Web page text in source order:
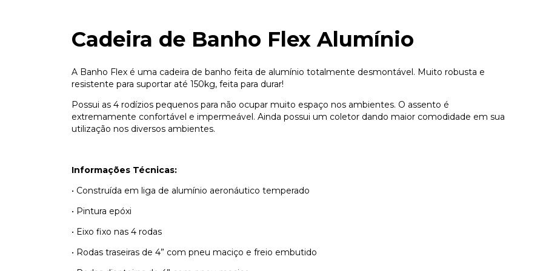
Cadeira de Banho Flex Alumínio
A Banho Flex é uma cadeira de banho feita de alumínio totalmente desmontável. Muito robusta e
resistente para suportar até 150kg, feita para durar!
Possui as 4 rodízios pequenos para não ocupar muito espaço nos ambientes. O assento é
extremamente confortável e impermeável. Ainda possui um coletor dando maior comodidade em sua
utilização nos diversos ambientes.
Informações Técnicas:
• Construída em liga de alumínio aeronáutico temperado
• Pintura epóxi
• Eixo fixo nas 4 rodas
• Rodas traseiras de 4” com pneu maciço e freio embutido